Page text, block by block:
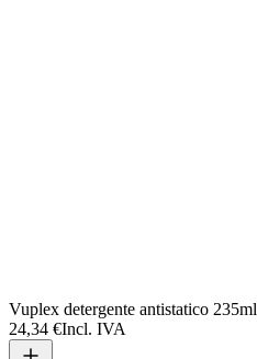
Vuplex detergente antistatico 235ml
24,34 €Incl. IVA